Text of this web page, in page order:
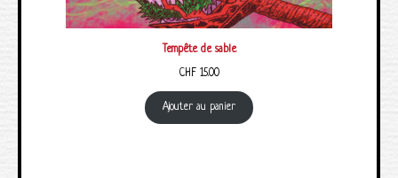
Tempête de sable
CHF 15.00
Ajouter au panier